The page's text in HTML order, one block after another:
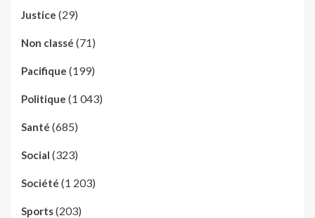
Justice (29)
Non classé (71)
Pacifique (199)
Politique (1 043)
Santé (685)
Social (323)
Société (1 203)
Sports(203)